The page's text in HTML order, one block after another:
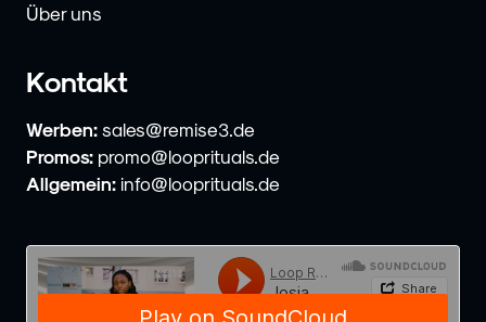
Über uns
Kontakt
Werben: sales@remise3.de
Promos: promo@looprituals.de
Allgemein: info@looprituals.de